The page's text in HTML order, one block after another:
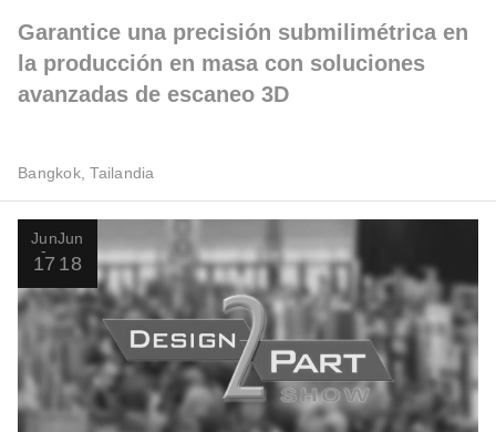
Garantice una precisión submilimétrica en
la producción en masa con soluciones
avanzadas de escaneo 3D
Bangkok, Tailandia
Jun
17
Jun
18